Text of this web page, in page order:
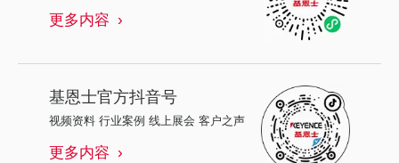
更多内容
基恩士官方抖音号
视频资料 行业案例 线上展会 客户之声
更多内容